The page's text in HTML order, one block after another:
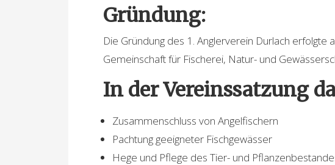
Gründung:
Die Gründung des 1. Anglerverein Durlach erfolgte
Gemeinschaft für Fischerei, Natur- und
In der Vereinssatzung
Zusammenschluss von Angelfischern
Pachtung geeigneter Fischgewässer
Hege und Pflege des Tier- und